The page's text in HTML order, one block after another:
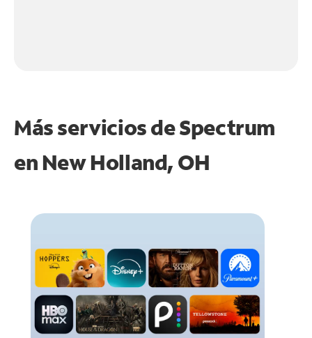
Más servicios de Spectrum
en New Holland, OH